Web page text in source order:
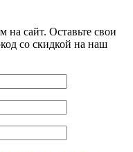
на сайт. Оставьте свои
со скидкой на наш